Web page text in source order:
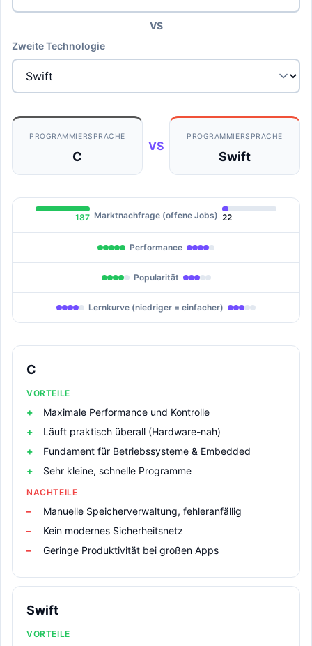
VS
Zweite Technologie
PROGRAMMIERSPRACHE
C
VS
PROGRAMMIERSPRACHE
Swift
187 Marktnachfrage (offene Jobs) 22
Performance
Popularität
Lernkurve (niedriger = einfacher)
C
VORTEILE
Maximale Performance und Kontrolle
Läuft praktisch überall (Hardware-nah)
Fundament für Betriebssysteme & Embedded
Sehr kleine, schnelle Programme
NACHTEILE
Manuelle Speicherverwaltung, fehleranfällig
Kein modernes Sicherheitsnetz
Geringe Produktivität bei großen Apps
Swift
VORTEILE